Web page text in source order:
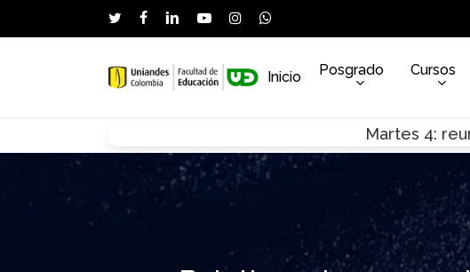
to
twitterfacebooklinkedinyoutubeinstagramwhatsapp
Hit enter to search or ESC to close
Inicio Posgrado Cursos
Martes 4: